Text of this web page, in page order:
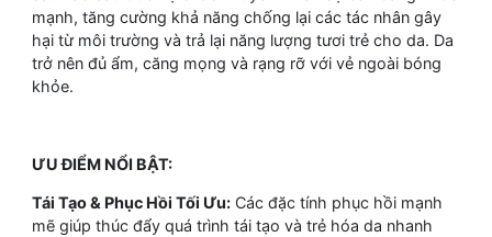
mạnh, tăng cường khả năng chống lại các tác nhân gây
hại từ môi trường và trả lại năng lượng tươi trẻ cho da. Da
trở nên đủ ẩm, căng mọng và rạng rỡ với vẻ ngoài bóng
khỏe.
ƯU ĐIỂM NỔI BẬT:
Tái Tạo & Phục Hồi Tối Ưu: Các đặc tính phục hồi mạnh
mẽ giúp thúc đẩy quá trình tái tạo và trẻ hóa da nhanh